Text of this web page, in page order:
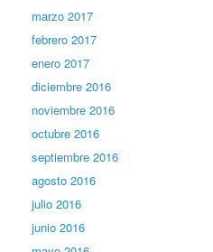
marzo 2017
febrero 2017
enero 2017
diciembre 2016
noviembre 2016
octubre 2016
septiembre 2016
agosto 2016
julio 2016
junio 2016